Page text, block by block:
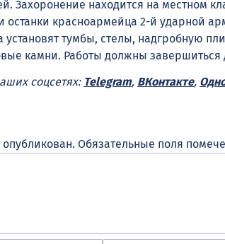
Захоронение находится на местном
останки красноармейца 2-й ударной
тумбы, стелы, надгробную
камни. Работы должны завершиться
соцсетях: Telegram, ВКонтакте,
Обязательные поля